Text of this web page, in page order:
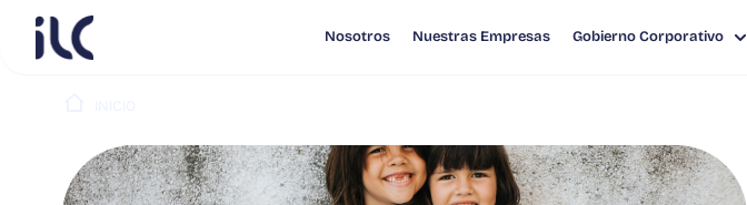
Nosotros Nuestras Empresas Gobierno Corporativo